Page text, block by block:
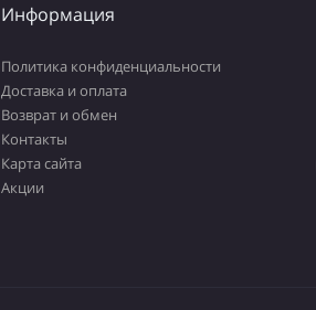
Информация
Политика конфиденциальности
Доставка и оплата
Возврат и обмен
Контакты
Карта сайта
Акции